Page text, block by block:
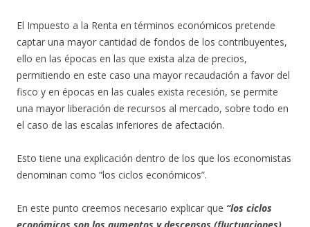
El Impuesto a la Renta en términos económicos pretende
captar una mayor cantidad de fondos de los contribuyentes,
ello en las épocas en las que exista alza de precios,
permitiendo en este caso una mayor recaudación a favor del
fisco y en épocas en las cuales exista recesión, se permite
una mayor liberación de recursos al mercado, sobre todo en
el caso de las escalas inferiores de afectación.
Esto tiene una explicación dentro de los que los economistas
denominan como “los ciclos económicos”.
En este punto creemos necesario explicar que “los ciclos